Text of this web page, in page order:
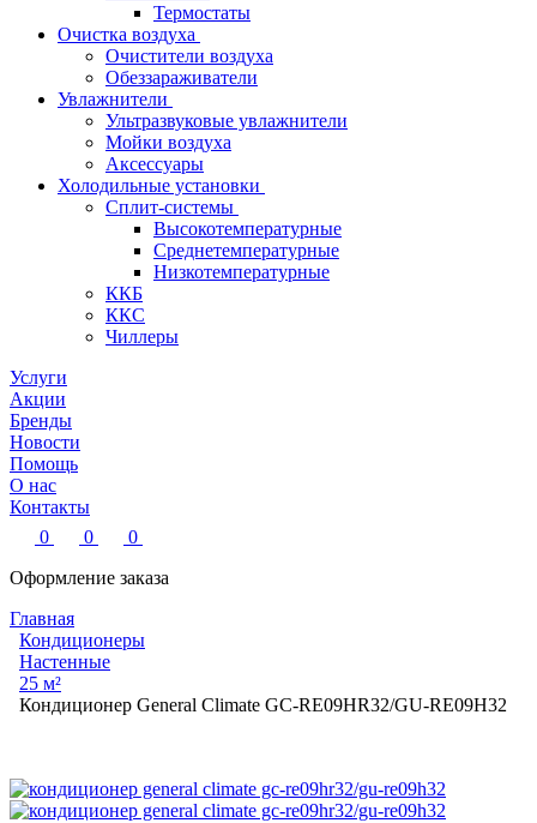
Термостаты
Очистка воздуха
Очистители воздуха
Обеззараживатели
Увлажнители
Ультразвуковые увлажнители
Мойки воздуха
Аксессуары
Холодильные установки
Сплит-системы
Высокотемпературные
Среднетемпературные
Низкотемпературные
ККБ
ККС
Чиллеры
Услуги
Акции
Бренды
Новости
Помощь
О нас
Контакты
0
0
0
Оформление заказа
Главная
Кондиционеры
Настенные
25 м²
Кондиционер General Climate GC-RE09HR32/GU-RE09H32